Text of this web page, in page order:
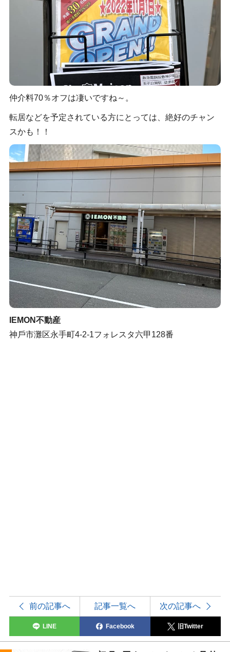
仲介料70％オフは凄いですね～。
転居などを予定されている方にとっては、絶好のチャン
スかも！！
IEMON不動産
神⼾市灘区永⼿町4-2-1フォレスタ六甲128番
前の記事へ 記事一覧へ 次の記事へ
LINE Facebook 旧Twitter